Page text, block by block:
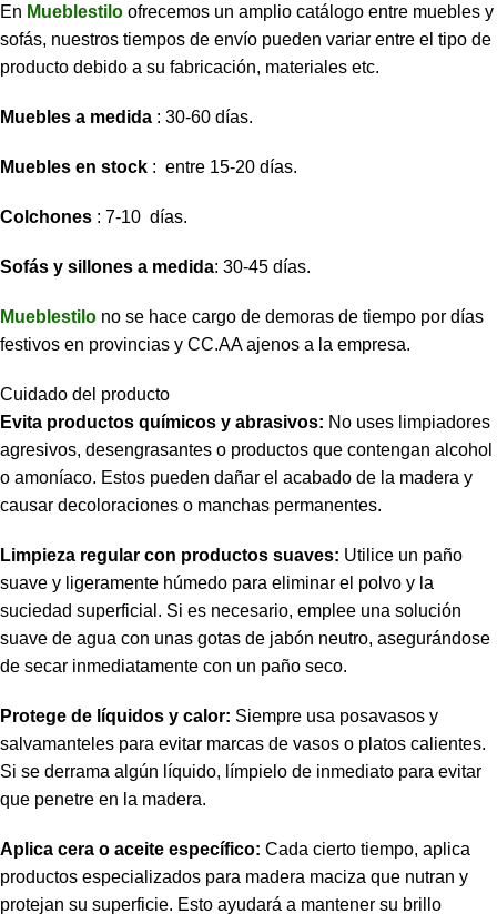
En Mueblestilo ofrecemos un amplio catálogo entre muebles y
sofás, nuestros tiempos de envío pueden variar entre el tipo de
producto debido a su fabricación, materiales etc.
Muebles a medida : 30-60 días.
Muebles en stock : entre 15-20 días.
Colchones : 7-10 días.
Sofás y sillones a medida: 30-45 días.
Mueblestilo no se hace cargo de demoras de tiempo por días
festivos en provincias y CC.AA ajenos a la empresa.
Cuidado del producto
Evita productos químicos y abrasivos: No uses limpiadores
agresivos, desengrasantes o productos que contengan alcohol
o amoníaco. Estos pueden dañar el acabado de la madera y
causar decoloraciones o manchas permanentes.
Limpieza regular con productos suaves: Utilice un paño
suave y ligeramente húmedo para eliminar el polvo y la
suciedad superficial. Si es necesario, emplee una solución
suave de agua con unas gotas de jabón neutro, asegurándose
de secar inmediatamente con un paño seco.
Protege de líquidos y calor: Siempre usa posavasos y
salvamanteles para evitar marcas de vasos o platos calientes.
Si se derrama algún líquido, límpielo de inmediato para evitar
que penetre en la madera.
Aplica cera o aceite específico: Cada cierto tiempo, aplica
productos especializados para madera maciza que nutran y
protejan su superficie. Esto ayudará a mantener su brillo